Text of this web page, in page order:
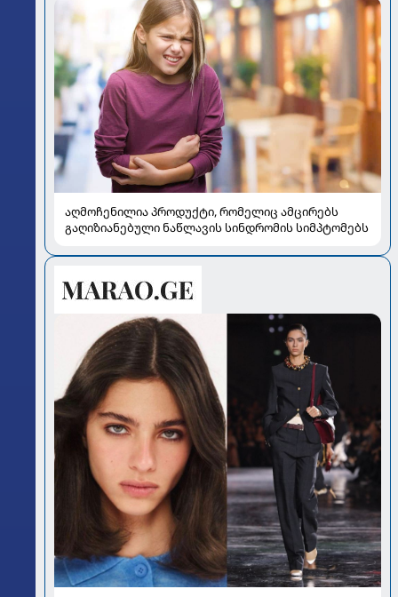
აღმოჩენილია პროდუქტი, რომელიც ამცირებს
გაღიზიანებული ნაწლავის სინდრომის სიმპტომებს